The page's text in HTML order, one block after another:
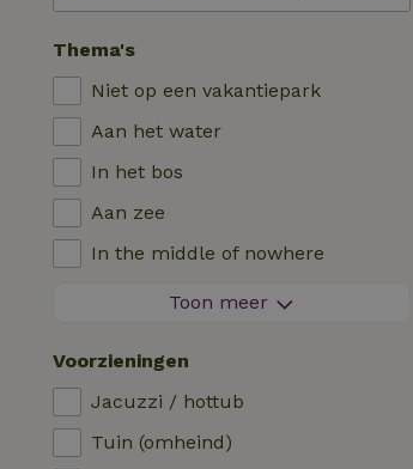
Thema's
Niet op een vakantiepark
Aan het water
In het bos
Aan zee
In the middle of nowhere
Tussen de velden
In de polder
In de bergen
Helemaal alleen
Toon meer
Voorzieningen
Jacuzzi / hottub
Tuin (omheind)